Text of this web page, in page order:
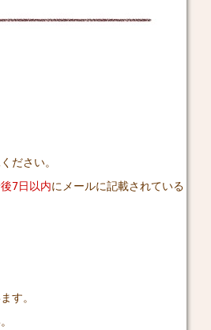
ださい。
7日以内にメールに記載されている
す。